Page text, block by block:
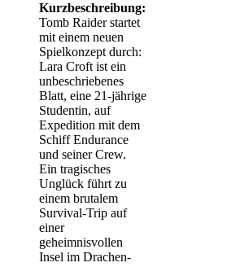
Kurzbeschreibung:
Tomb Raider startet
mit einem neuen
Spielkonzept durch:
Lara Croft ist ein
unbeschriebenes
Blatt, eine 21-jährige
Studentin, auf
Expedition mit dem
Schiff Endurance
und seiner Crew.
Ein tragisches
Unglück führt zu
einem brutalem
Survival-Trip auf
einer
geheimnisvollen
Insel im Drachen-